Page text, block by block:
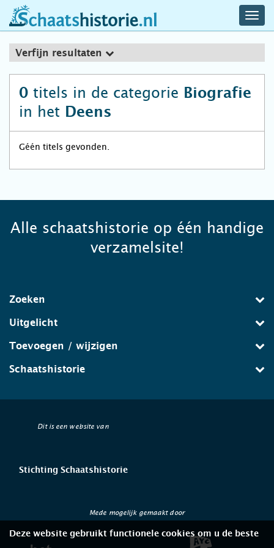
schaatshistorie.nl
Verfijn resultaten
0 titels in de categorie Biografie
in het Deens
Géén titels gevonden.
Alle schaatshistorie op één handige
verzamelsite!
Zoeken
Uitgelicht
Toevoegen / wijzigen
Schaatshistorie
Dit is een website van
Stichting Schaatshistorie
Mede mogelijk gemaakt door
Deze website gebruikt functionele cookies om u de beste